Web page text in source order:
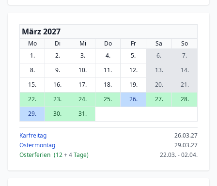
März 2027
Mo Di Mi Do Fr Sa
So
1.
2. 3. 4. 5. 6.
7.
8.
9. 10. 11. 12. 13.
14.
15.
16. 17. 18. 19. 20.
21.
22.
23. 24. 25. 26. 27.
28.
29.
30. 31.
Karfreitag
26.03.27
Ostermontag
29.03.27
Osterferien (12+ 4Tage) 22.03. - 02.04.